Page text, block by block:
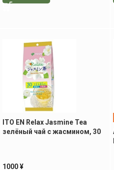
ITO EN Relax Jasmine Tea
зелёный чай с жасмином, 30
1000¥